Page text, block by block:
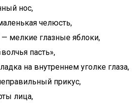
нос,
челюсть,
мелкие глазные яблоки,
пасть»,
на внутреннем уголке глаза,
прикус,
лица,